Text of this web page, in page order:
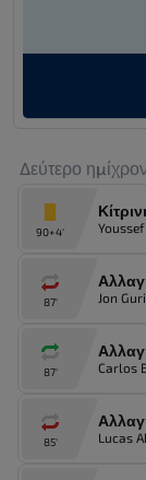
Δεύτερο
90+4'
87' Jon
87' Carlos
85' Lucas